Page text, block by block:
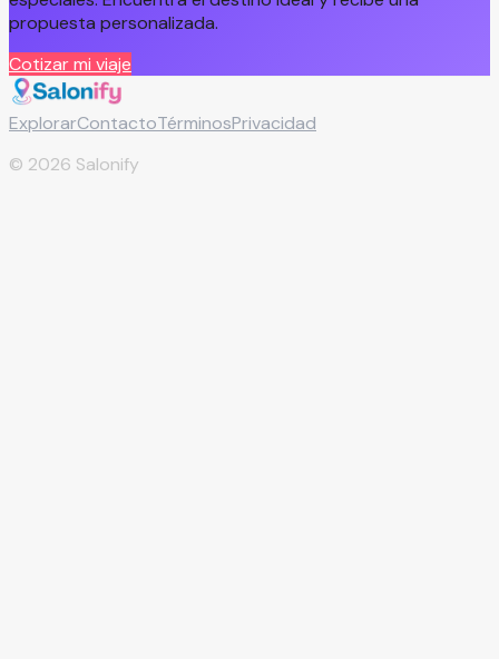
propuesta personalizada.
Cotizar mi viaje
ExplorarContactoTérminosPrivacidad
© 2026 Salonify